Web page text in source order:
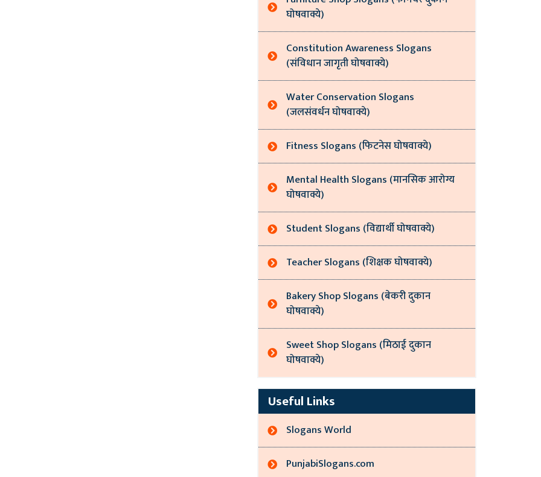
घोषवाक्ये)
Constitution Awareness Slogans
(संविधान जागृती घोषवाक्ये)
Water Conservation Slogans
(जलसंवर्धन घोषवाक्ये)
Fitness Slogans (फिटनेस घोषवाक्ये)
Mental Health Slogans (मानसिक आरोग्य
घोषवाक्ये)
Student Slogans (विद्यार्थी घोषवाक्ये)
Teacher Slogans (शिक्षक घोषवाक्ये)
Bakery Shop Slogans (बेकरी दुकान
घोषवाक्ये)
Sweet Shop Slogans (मिठाई दुकान
घोषवाक्ये)
Useful Links
Slogans World
PunjabiSlogans.com